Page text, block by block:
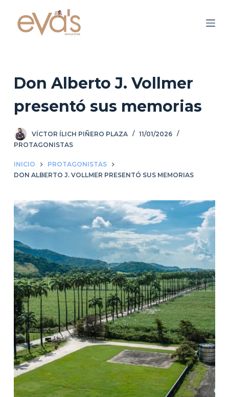
n
e
o
Don Alberto J. Vollmer
presentó sus memorias
VÍCTOR ÍLICH PIÑERO PLAZA
11/01/2026
PROTAGONISTAS
INICIO
PROTAGONISTAS
DON ALBERTO J. VOLLMER PRESENTÓ SUS MEMORIAS